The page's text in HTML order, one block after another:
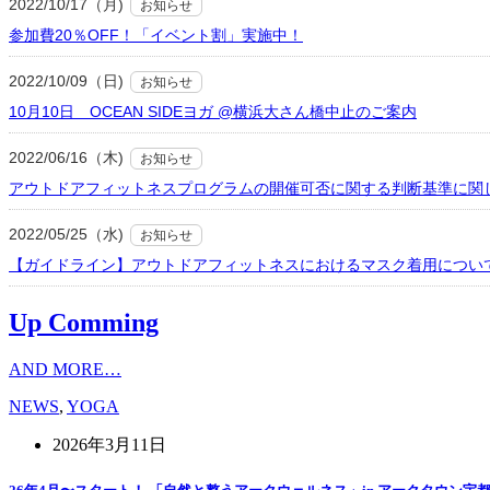
2022/10/17（月) お知らせ
参加費20％OFF！「イベント割」実施中！
2022/10/09（日) お知らせ
10月10日 OCEAN SIDEヨガ @横浜大さん橋中止のご案内
2022/06/16（木) お知らせ
アウトドアフィットネスプログラムの開催可否に関する判断基準に関
2022/05/25（水) お知らせ
【ガイドライン】アウトドアフィットネスにおけるマスク着用につい
Up Comming
AND MORE…
NEWS, YOGA
2026年3月11日